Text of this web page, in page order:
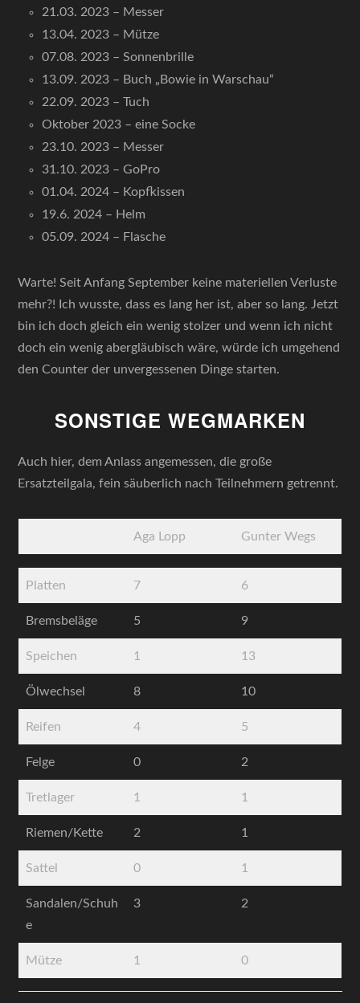
21.03. 2023 – Messer
13.04. 2023 – Mütze
07.08. 2023 – Sonnenbrille
13.09. 2023 – Buch „Bowie in Warschau“
22.09. 2023 – Tuch
Oktober 2023 – eine Socke
23.10. 2023 – Messer
31.10. 2023 – GoPro
01.04. 2024 – Kopfkissen
19.6. 2024 – Helm
05.09. 2024 – Flasche
Warte! Seit Anfang September keine materiellen Verluste
mehr?! Ich wusste, dass es lang her ist, aber so lang. Jetzt
bin ich doch gleich ein wenig stolzer und wenn ich nicht
doch ein wenig abergläubisch wäre, würde ich umgehend
den Counter der unvergessenen Dinge starten.
SONSTIGE WEGMARKEN
Auch hier, dem Anlass angemessen, die große
Ersatzteilgala, fein säuberlich nach Teilnehmern getrennt.
Aga Lopp Gunter Wegs
Platten 7 6
Bremsbeläge 5 9
Speichen 1 13
Ölwechsel 8 10
Reifen 4 5
Felge 0 2
Tretlager 1 1
Riemen/Kette 2 1
Sattel 0 1
Sandalen/Schuh
e
3 2
Mütze 1 0